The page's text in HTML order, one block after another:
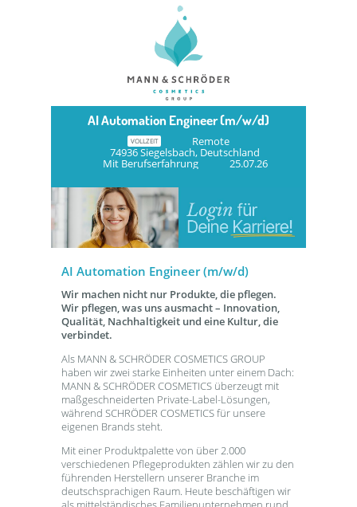
AI Automation Engineer (m/w/d)
VOLLZEIT Remote
74936 Siegelsbach, Deutschland
Mit Berufserfahrung 25.07.26
AI Automation Engineer (m/w/d)
Wir machen nicht nur Produkte, die pflegen.
Wir pflegen, was uns ausmacht – Innovation,
Qualität, Nachhaltigkeit und eine Kultur, die
verbindet.
Als MANN & SCHRÖDER COSMETICS GROUP
haben wir zwei starke Einheiten unter einem Dach:
MANN & SCHRÖDER COSMETICS überzeugt mit
maßgeschneiderten Private-Label-Lösungen,
während SCHRÖDER COSMETICS für unsere
eigenen Brands steht.
Mit einer Produktpalette von über 2.000
verschiedenen Pflegeprodukten zählen wir zu den
führenden Herstellern unserer Branche im
deutschsprachigen Raum. Heute beschäftigen wir